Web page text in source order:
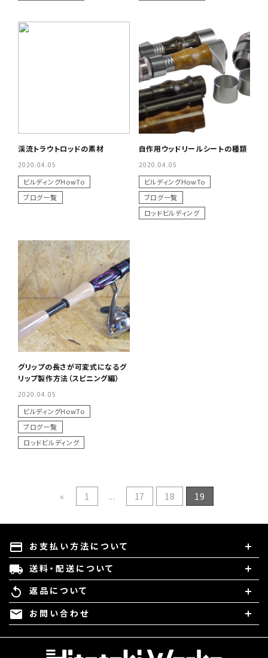
渓流トラウトロッドの素材
2020.04.05
ビルディングHowTo
ブログ一覧
自作用ウッドリールシートの種類
2020.04.05
ビルディングHowTo
ブログ一覧
ロッドビルディング
グリップの長さが可変式になるグ
リップ製作方法（スピニング編）
2020.04.05
ビルディングHowTo
ブログ一覧
ロッドビルディング
« 1 ... 17 18 19
payment お支払い方法について
local_shipping 送料・配送について
replay 返品について
mail お問い合わせ